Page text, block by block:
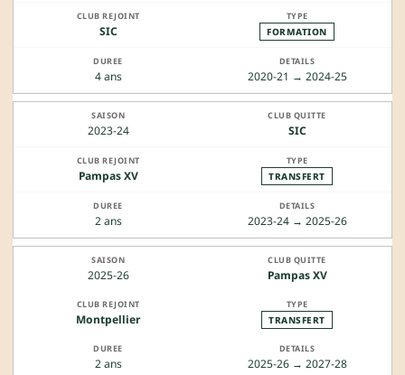
SIC FORMATION
4 ans 2020-21 → 2024-25
2023-24 SIC
Pampas XV TRANSFERT
2 ans 2023-24 → 2025-26
2025-26 Pampas XV
Montpellier TRANSFERT
2 ans 2025-26 → 2027-28